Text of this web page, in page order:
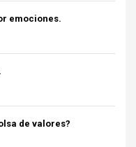
emociones.
de valores?